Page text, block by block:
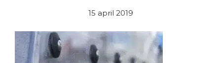
15 april 2019